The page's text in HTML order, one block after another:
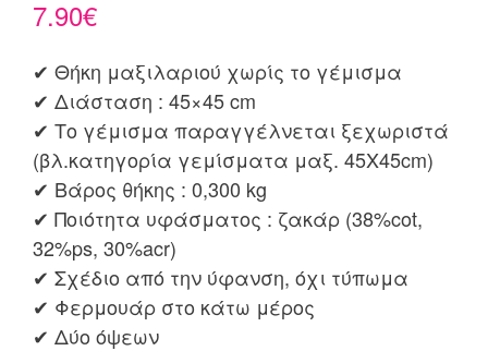
7.90€
✔ Θήκη μαξιλαριού χωρίς το γέμισμα
✔ Διάσταση : 45×45 cm
✔ Το γέμισμα παραγγέλνεται ξεχωριστά
(βλ.κατηγορία γεμίσματα μαξ. 45X45cm)
✔ Βάρος θήκης : 0,300 kg
✔ Ποιότητα υφάσματος : ζακάρ (38%cot,
32%ps, 30%acr)
✔ Σχέδιο από την ύφανση, όχι τύπωμα
✔ Φερμουάρ στο κάτω μέρος
✔ Δύο όψεων